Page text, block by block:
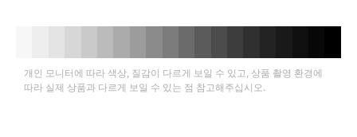
개인 모니터에 따라 색상, 질감이 다르게 보일 수 있고, 상품 촬영 환경에
따라 실제 상품과 다르게 보일 수 있는 점 참고해주십시오.